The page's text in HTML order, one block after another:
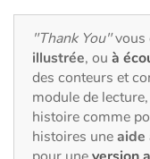
Voyage, épopée,
Autour du monde
Apprentissage
"Thank You"vous
illustrée, ou à
des conteurs et
module de
histoire comme
histoires uneaide